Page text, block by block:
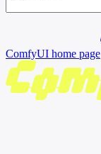
ComfyUI home page